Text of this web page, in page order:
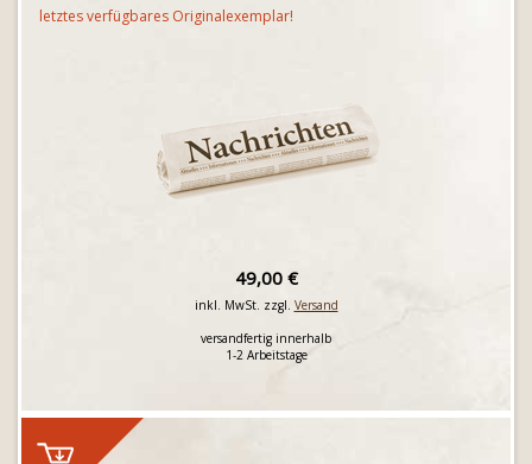
letztes verfügbares Originalexemplar!
49,00 €
inkl. MwSt. zzgl. Versand
versandfertig innerhalb
1-2 Arbeitstage